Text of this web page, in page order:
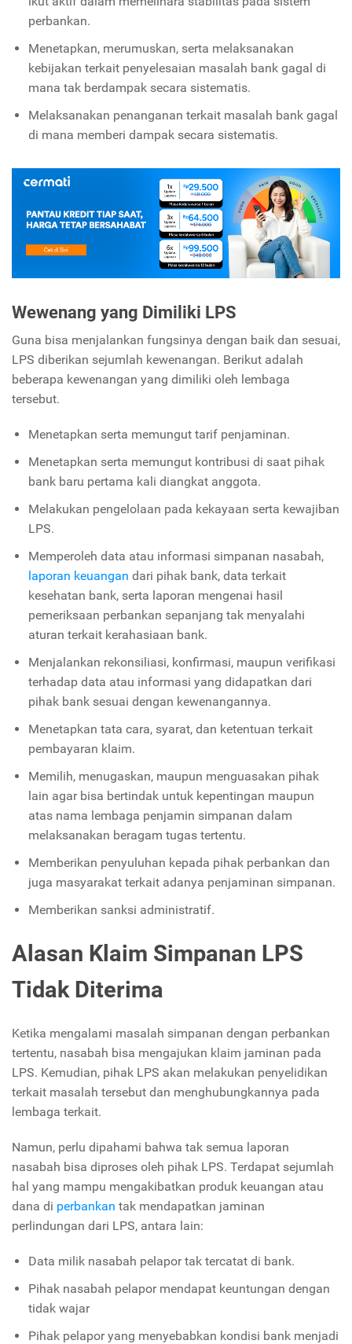
perbankan.
Menetapkan, merumuskan, serta melaksanakan
kebijakan terkait penyelesaian masalah bank gagal di
mana tak berdampak secara sistematis.
Melaksanakan penanganan terkait masalah bank gagal
di mana memberi dampak secara sistematis.
Wewenang yang Dimiliki LPS
Guna bisa menjalankan fungsinya dengan baik dan sesuai,
LPS diberikan sejumlah kewenangan. Berikut adalah
beberapa kewenangan yang dimiliki oleh lembaga
tersebut.
Menetapkan serta memungut tarif penjaminan.
Menetapkan serta memungut kontribusi di saat pihak
bank baru pertama kali diangkat anggota.
Melakukan pengelolaan pada kekayaan serta kewajiban
LPS.
Memperoleh data atau informasi simpanan nasabah,
laporan keuangan dari pihak bank, data terkait
kesehatan bank, serta laporan mengenai hasil
pemeriksaan perbankan sepanjang tak menyalahi
aturan terkait kerahasiaan bank.
Menjalankan rekonsiliasi, konfirmasi, maupun verifikasi
terhadap data atau informasi yang didapatkan dari
pihak bank sesuai dengan kewenangannya.
Menetapkan tata cara, syarat, dan ketentuan terkait
pembayaran klaim.
Memilih, menugaskan, maupun menguasakan pihak
lain agar bisa bertindak untuk kepentingan maupun
atas nama lembaga penjamin simpanan dalam
melaksanakan beragam tugas tertentu.
Memberikan penyuluhan kepada pihak perbankan dan
juga masyarakat terkait adanya penjaminan simpanan.
Memberikan sanksi administratif.
Alasan Klaim Simpanan LPS
Tidak Diterima
Ketika mengalami masalah simpanan dengan perbankan
tertentu, nasabah bisa mengajukan klaim jaminan pada
LPS. Kemudian, pihak LPS akan melakukan penyelidikan
terkait masalah tersebut dan menghubungkannya pada
lembaga terkait.
Namun, perlu dipahami bahwa tak semua laporan
nasabah bisa diproses oleh pihak LPS. Terdapat sejumlah
hal yang mampu mengakibatkan produk keuangan atau
dana di perbankan tak mendapatkan jaminan
perlindungan dari LPS, antara lain:
Data milik nasabah pelapor tak tercatat di bank.
Pihak nasabah pelapor mendapat keuntungan dengan
tidak wajar
Pihak pelapor yang menyebabkan kondisi bank menjadi